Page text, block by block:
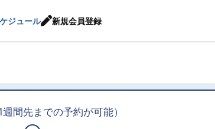
ジュール 新規会員登録
間先までの予約が可能）